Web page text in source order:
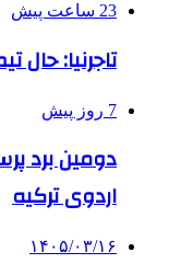
23 ساعت پیش
تاجرنیا:
7 روز پیش
دومین برد
اردوی ترکیه
۱۴۰۵/۰۳/۱۶